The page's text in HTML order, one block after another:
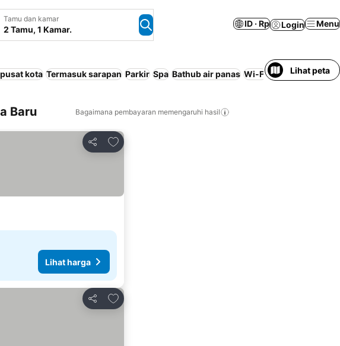
Tamu dan kamar
2 Tamu, 1 Kamar.
ID · Rp Login Menu
kota Termasuk sarapan Parkir Spa Bathub air panas Wi-Fi Dapur Ramah
Lihat peta
Baru Bagaimana pembayaran memengaruhi hasil
Bagikan
Tambahkan ke favorit
Lihat harga
Bagikan
Tambahkan ke favorit